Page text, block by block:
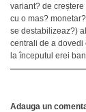
variant? de
cu o mas?
se destabilizeaz?)
centrali de a dovedi
la începutul erei
Adauga un